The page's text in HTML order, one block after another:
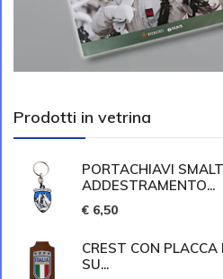
Prodotti in vetrina
PORTACHIAVI
ADDESTRAMENTO...
€ 6,50
CREST CON
SU...